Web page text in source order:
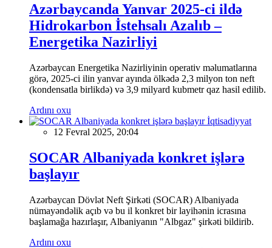
Azərbaycanda Yanvar 2025-ci ildə
Hidrokarbon İstehsalı Azalıb –
Energetika Nazirliyi
Azərbaycan Energetika Nazirliyinin operativ məlumatlarına
görə, 2025-ci ilin yanvar ayında ölkədə 2,3 milyon ton neft
(kondensatla birlikdə) və 3,9 milyard kubmetr qaz hasil edilib.
Ardını oxu
İqtisadiyyat
12 Fevral 2025, 20:04
SOCAR Albaniyada konkret işlərə
başlayır
Azərbaycan Dövlət Neft Şirkəti (SOCAR) Albaniyada
nümayəndəlik açıb və bu il konkret bir layihənin icrasına
başlamağa hazırlaşır, Albaniyanın "Albgaz" şirkəti bildirib.
Ardını oxu